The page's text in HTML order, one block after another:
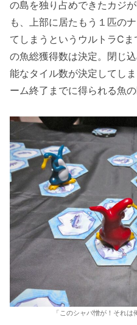
の島を独り占めできたカジ
も、上部に居たもう１匹の
てしまうというウルトラC
の魚総獲得数は決定。閉じ
能なタイル数が決定してし
ーム終了までに得られる魚
「このシャバ憎が！それは